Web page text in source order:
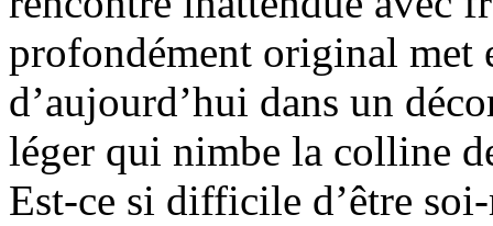
profondément original met
d’aujourd’hui dans un
léger qui nimbe la colline
Est-ce si difficile d’être